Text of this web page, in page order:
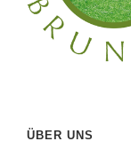
ÜBER UNS